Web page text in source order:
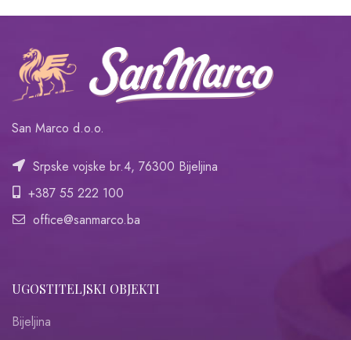
San Marco d.o.o.
Srpske vojske br.4, 76300 Bijeljina
+387 55 222 100
office@sanmarco.ba
UGOSTITELJSKI OBJEKTI
Bijeljina